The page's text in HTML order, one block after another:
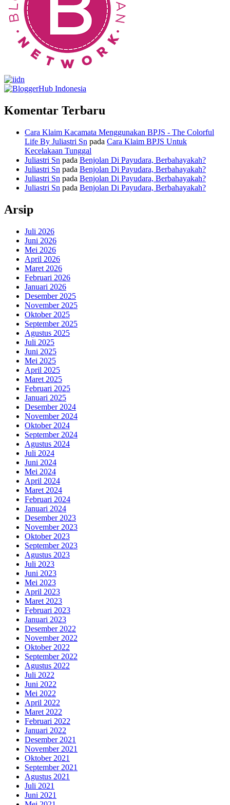
Komentar Terbaru
Cara Klaim Kacamata Menggunakan BPJS - The Colorful
Life By Juliastri Sn pada Cara Klaim BPJS Untuk
Kecelakaan Tunggal
Juliastri Sn pada Benjolan Di Payudara, Berbahayakah?
Juliastri Sn pada Benjolan Di Payudara, Berbahayakah?
Juliastri Sn pada Benjolan Di Payudara, Berbahayakah?
Juliastri Sn pada Benjolan Di Payudara, Berbahayakah?
Arsip
Juli 2026
Juni 2026
Mei 2026
April 2026
Maret 2026
Februari 2026
Januari 2026
Desember 2025
November 2025
Oktober 2025
September 2025
Agustus 2025
Juli 2025
Juni 2025
Mei 2025
April 2025
Maret 2025
Februari 2025
Januari 2025
Desember 2024
November 2024
Oktober 2024
September 2024
Agustus 2024
Juli 2024
Juni 2024
Mei 2024
April 2024
Maret 2024
Februari 2024
Januari 2024
Desember 2023
November 2023
Oktober 2023
September 2023
Agustus 2023
Juli 2023
Juni 2023
Mei 2023
April 2023
Maret 2023
Februari 2023
Januari 2023
Desember 2022
November 2022
Oktober 2022
September 2022
Agustus 2022
Juli 2022
Juni 2022
Mei 2022
April 2022
Maret 2022
Februari 2022
Januari 2022
Desember 2021
November 2021
Oktober 2021
September 2021
Agustus 2021
Juli 2021
Juni 2021